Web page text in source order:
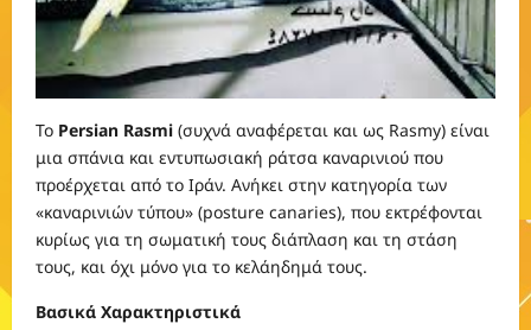
Το Persian Rasmi (συχνά αναφέρεται και ως Rasmy) είναι
μια σπάνια και εντυπωσιακή ράτσα καναρινιού που
προέρχεται από το Ιράν. Ανήκει στην κατηγορία των
«καναρινιών τύπου» (posture canaries), που εκτρέφονται
κυρίως για τη σωματική τους διάπλαση και τη στάση
τους, και όχι μόνο για το κελάηδημά τους.
Βασικά Χαρακτηριστικά